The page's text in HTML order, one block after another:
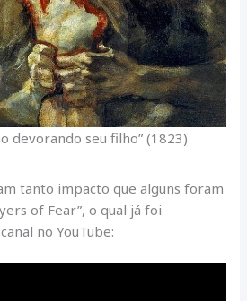
devorando seu filho” (1823)
tanto impacto que alguns foram
of Fear”, o qual já foi
no YouTube: